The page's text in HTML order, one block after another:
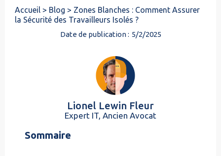
Accueil > Blog > Zones Blanches : Comment Assurer
la Sécurité des Travailleurs Isolés ?
Date de publication : 5/2/2025
Lionel Lewin Fleur
Expert IT, Ancien Avocat
Sommaire